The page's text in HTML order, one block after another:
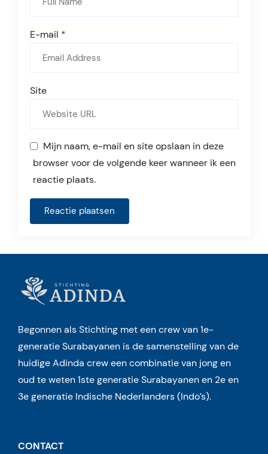
E-mail *
Site
Mijn naam, e-mail en site opslaan in deze
browser voor de volgende keer wanneer ik een
reactie plaats.
Begonnen als Stichting met een crew van 1e-
generatie Surabayanen is de samenstelling van de
huidige Adinda crew een combinatie van jong en
oud te weten 1ste generatie Surabayanen en 2e en
3e generatie Indische Nederlanders (Indo’s).
CONTACT